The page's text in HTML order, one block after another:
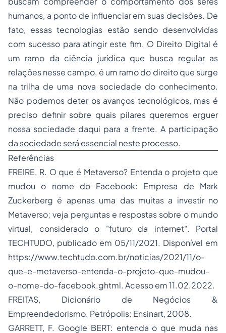
humanos, a ponto de influenciar em suas decisões. De
fato, essas tecnologias estão sendo desenvolvidas
com sucesso para atingir este fim. O Direito Digital é
um ramo da ciência jurídica que busca regular as
relações nesse campo, é um ramo do direito que surge
na trilha de uma nova sociedade do conhecimento.
Não podemos deter os avanços tecnológicos, mas é
preciso definir sobre quais pilares queremos erguer
nossa sociedade daqui para a frente. A participação
da sociedade será essencial neste processo.
Referências
FREIRE, R. O que é Metaverso? Entenda o projeto que
mudou o nome do Facebook: Empresa de Mark
Zuckerberg é apenas uma das muitas a investir no
Metaverso; veja perguntas e respostas sobre o mundo
virtual, considerado o "futuro da internet". Portal
TECHTUDO, publicado em 05/11/2021. Disponível em
https://www.techtudo.com.br/noticias/2021/11/o-
que-e-metaverso-entenda-o-projeto-que-mudou-
o-nome-do-facebook.ghtml. Acesso em 11.02.2022.
FREITAS, Dicionário de Negócios &
Empreendedorismo. Petrópolis: Ensinart, 2008.
GARRETT, F. Google BERT: entenda o que muda nas